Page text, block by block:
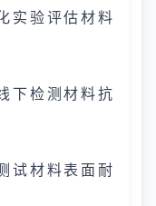
实验评估材料
下检测材料抗
试材料表面耐